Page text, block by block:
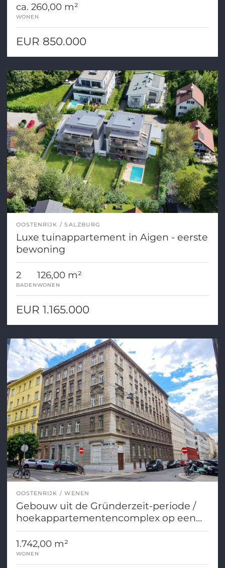
ca. 260,00 m²
WONEN
EUR 850.000
OOSTENRIJK SALZBURG
Luxe tuinappartement in Aigen - eerste
bewoning
2
BADEN
126,00 m²
WONEN
EUR 1.165.000
OOSTENRIJK WENEN
Gebouw uit de Gründerzeit-periode /
hoekappartementencomplex op een
toplocatie in Wenen (1050).
1.742,00 m²
WONEN